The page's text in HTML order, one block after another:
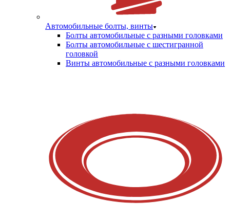
Автомобильные болты, винты
Болты автомобильные с разными головками
Болты автомобильные с шестигранной
головкой
Винты автомобильные с разными головками